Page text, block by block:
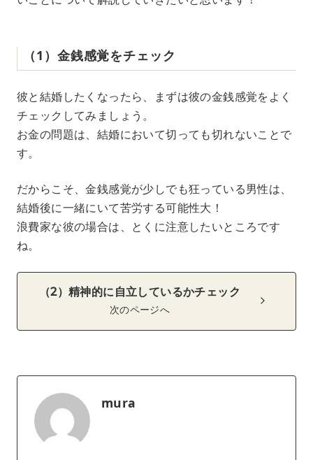
（1）金銭感覚をチェック
彼と結婚したくなったら、まずは彼の金銭感覚をよく
チェックしてみましょう。
お金の問題は、結婚において切っても切れないことで
す。
だからこそ、金銭感覚が少しでも狂っている男性は、
結婚後に一緒にいて苦労する可能性大！
浪費家な彼の場合は、とくに注意したいところです
ね。
（2）精神的に自立しているかチェック
次のページへ
mura